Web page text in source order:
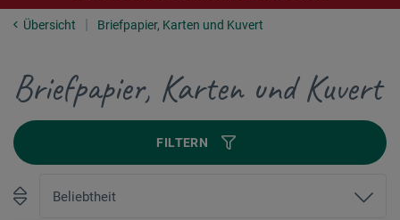
Übersicht Briefpapier, Karten und Kuvert
Briefpapier, Karten und Kuvert
FILTERN